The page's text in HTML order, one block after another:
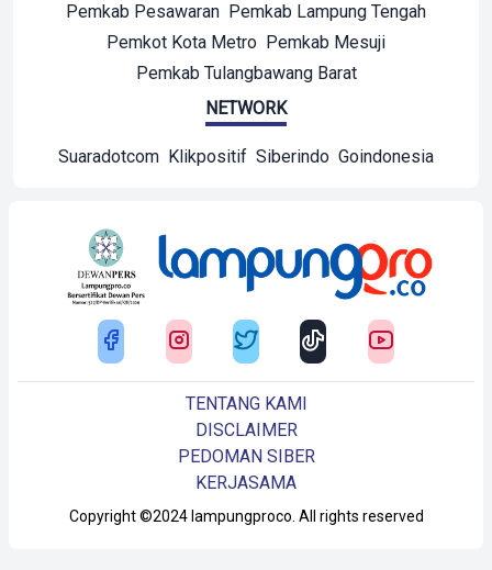
Pemkab Pesawaran Pemkab Lampung Tengah
Pemkot Kota Metro Pemkab Mesuji
Pemkab Tulangbawang Barat
NETWORK
Suaradotcom Klikpositif Siberindo Goindonesia
Copyright ©2024 lampungproco. All rights reserved
TENTANG KAMI
DISCLAIMER
PEDOMAN SIBER
KERJASAMA